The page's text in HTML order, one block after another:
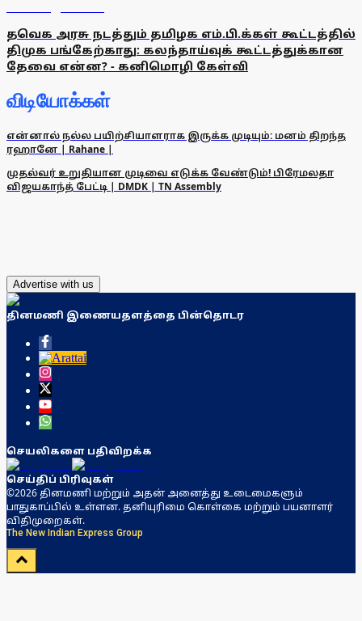
தவெக அரசு நடத்தும் தமிழக எம்.பி.க்கள் கூட்டத்தில்
திமுக பங்கேற்காது: கலந்தாய்வுக் கூட்டத்துக்கான
தேவை என்ன? - கனிமொழி கேள்வி
விடியோக்கள்
என்னால் நல்ல பயிற்சியாளராக இருக்க முடியும்: மனம் திறந்த
ரஹானே | Rahane |
முதல்வர் உறுதியான முடிவை எடுக்க வேண்டும்! பிரேமலதா
விஜயகாந்த் பேட்டி | DMDK | TN Assembly
Advertise with us
தினமணி இணையதளத்தை பின்தொடர
செயலிகளை பதிவிறக்க
செய்திப் பிரிவுகள்
©2026 தினமணி மற்றும் அதன் அனைத்து உடைமைகளும்
பாதுகாப்பில் உள்ளன. தனியுரிமை கொள்கை மற்றும் பயனாளர்
விதிமுறைகள்.
The New Indian Express Group